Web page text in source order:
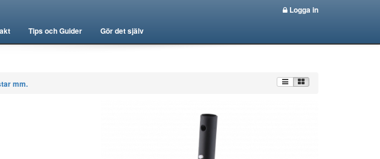
Tips och Guider Gör det själv
Logga in
mm.